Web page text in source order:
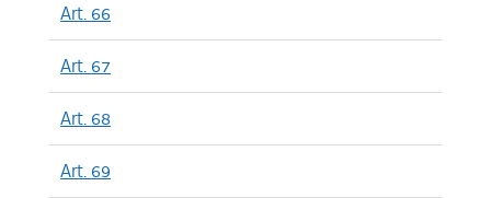
Art. 66
Art. 67
Art. 68
Art. 69